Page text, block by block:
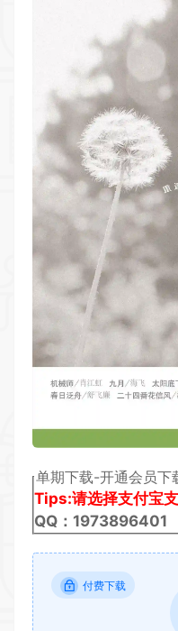
单期下载-开通会员下
Tips:请选择支付宝
QQ：1973896401
付费下载